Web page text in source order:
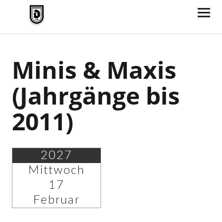
TV Jahn Duderstadt
Minis & Maxis
(Jahrgänge bis
2011)
2027
Mittwoch
17
Februar